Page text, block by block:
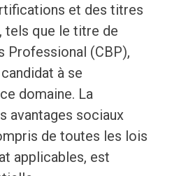
et des titres
tels que le titre de
Professional (CBP),
à se
domaine. La
avantages sociaux
de toutes les lois
applicables, est